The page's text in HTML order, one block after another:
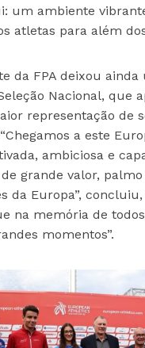
um ambiente
atletas para além
da FPA deixou
Nacional, que
representação de
a este
ambiciosa e
grande valor,
da Europa”,
na memória de
momentos”.